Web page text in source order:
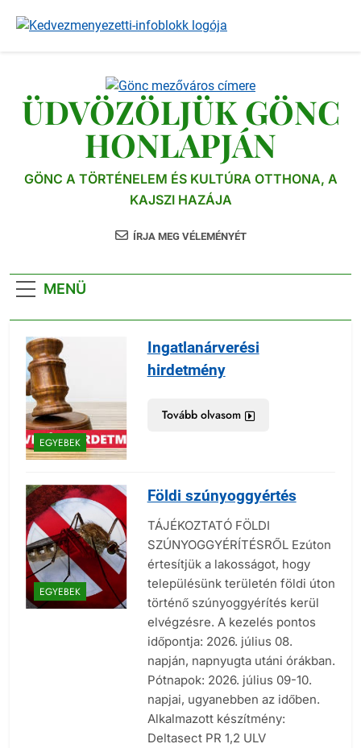
ÜDVÖZÖLJÜK GÖNC
HONLAPJÁN
GÖNC A TÖRTÉNELEM ÉS KULTÚRA OTTHONA, A
KAJSZI HAZÁJA
ÍRJA MEG VÉLEMÉNYÉT
MENÜ
EGYEBEK
Ingatlanárverési
hirdetmény
Tovább olvasom
EGYEBEK
Földi szúnyoggyértés
TÁJÉKOZTATÓ FÖLDI
SZÚNYOGGYÉRÍTÉSRŐL Ezúton
értesítjük a lakosságot, hogy
településünk területén földi úton
történő szúnyoggyérítés kerül
elvégzésre. A kezelés pontos
időpontja: 2026. július 08.
napján, napnyugta utáni órákban.
Pótnapok: 2026. július 09-10.
napjai, ugyanebben az időben.
Alkalmazott készítmény:
Deltasect PR 1,2 ULV